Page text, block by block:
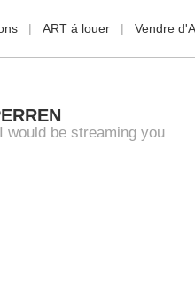
ART á louer Vendre
would be streaming you